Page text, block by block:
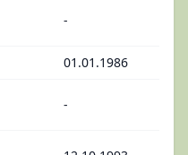
-
01.01.1986
-